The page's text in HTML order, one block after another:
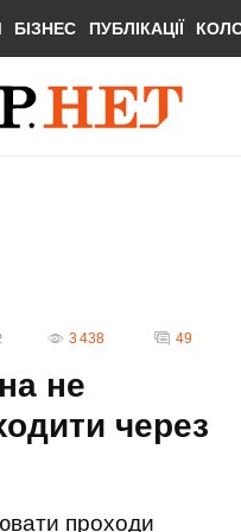
БІЗНЕС ПУБЛІКАЦІЇ
3 438 49
не
через
проходи